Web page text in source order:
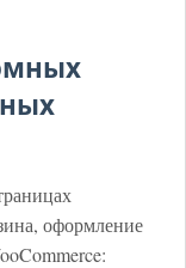
оформление